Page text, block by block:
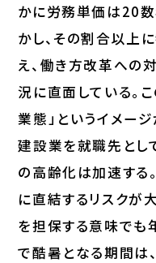
かに労務単価は20数
かし、その割合以上
え、働き方改革への
況に直面している。
業態」というイメー
建設業を就職先とし
の高齢化は加速する
に直結するリスクが
を担保する意味でも
で酷暑となる期間は